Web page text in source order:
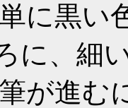
に黒い
に、細
が進む